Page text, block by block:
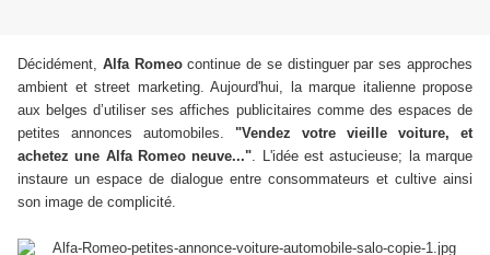
Décidément, Alfa Romeocontinue de se distinguer par ses approches
ambient et street marketing. Aujourd'hui, la marque italienne propose
aux belges d’utiliser ses affiches publicitaires comme des espaces de
petites annonces automobiles. "Vendez votre vieille voiture, et
achetez une Alfa Romeo neuve...". L'idée est astucieuse; la marque
instaure un espace de dialogue entre consommateurs et cultive ainsi
son image de complicité.